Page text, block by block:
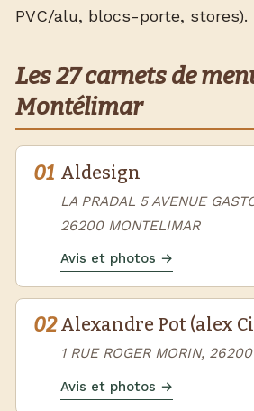
PVC/alu, blocs-porte, stores).
Les 27 carnets de
Montélimar
01 Aldesign
LA PRADAL 5 AVENUE
26200 MONTELIMAR
Avis et photos →
02 Alexandre Pot (alex
1 RUE ROGER MORIN,
Avis et photos →